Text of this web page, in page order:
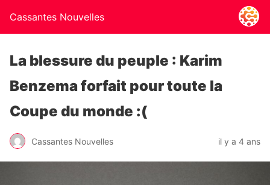
Cassantes Nouvelles
La blessure du peuple : Karim
Benzema forfait pour toute la
Coupe du monde :(
Cassantes Nouvelles il y a 4 ans